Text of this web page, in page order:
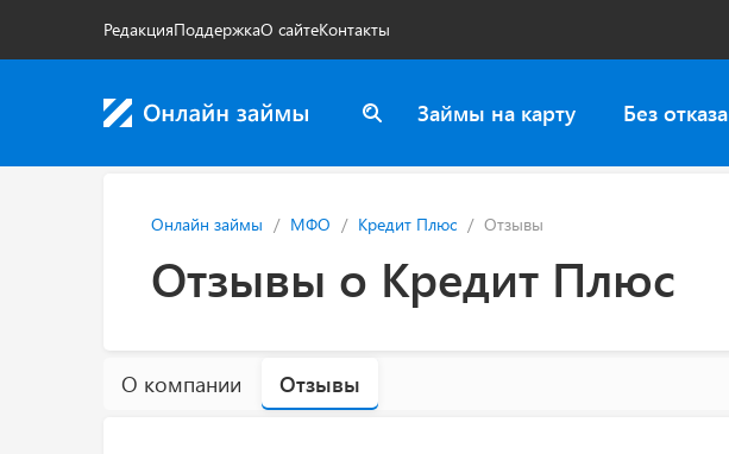
РедакцияПоддержкаО сайтеКонтакты
Займы на карту Без отказа
Онлайн займы МФО Кредит Плюс Отзывы
Отзывы о Кредит Плюс
О компании Отзывы